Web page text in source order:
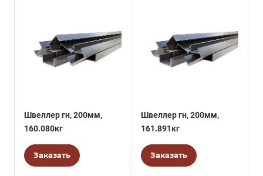
Швеллер гн, 200мм,
160.080кг
Заказать
Швеллер гн, 200мм,
161.891кг
Заказать